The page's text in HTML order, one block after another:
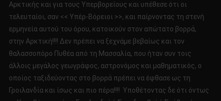
Αρκτικής και για τους Υπερβορείους και υπέθεσε ότι οι
τελευταίοι, σαν << Υπέρ-Βόρειοι >>, και παίρνοντας τη στενή
ερμηνεία αυτού του όρου, κατοικούν στον απώτατο βορρά,
στην Αρκτική!!!! Δεν πρέπει να ξεχνάμε βεβαίως και τον
θαλασσοπόρο Πυθέα από τη Μασσαλία, που ήταν συν τοις
άλλοις μεγάλος γεωγράφος, αστρονόμος και μαθηματικός, ο
οποίος ταξιδεύοντας στο βορρά πρέπει να έφθασε ως τη
Γροιλανδία και ίσως και πιο πέρα!!!! Υποθέτοντας δε ότι όντως